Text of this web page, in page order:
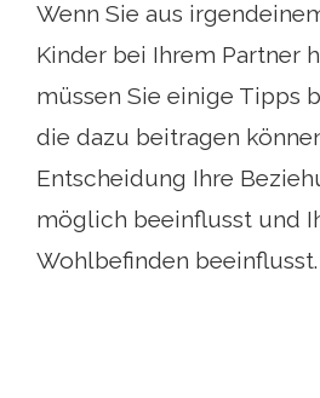
Wenn Sie aus
Kinder bei Ihrem Partner
müssen Sie einige Tipps
die dazu beitragen
Entscheidung Ihre
möglich beeinflusst und
Wohlbefinden beeinflusst.